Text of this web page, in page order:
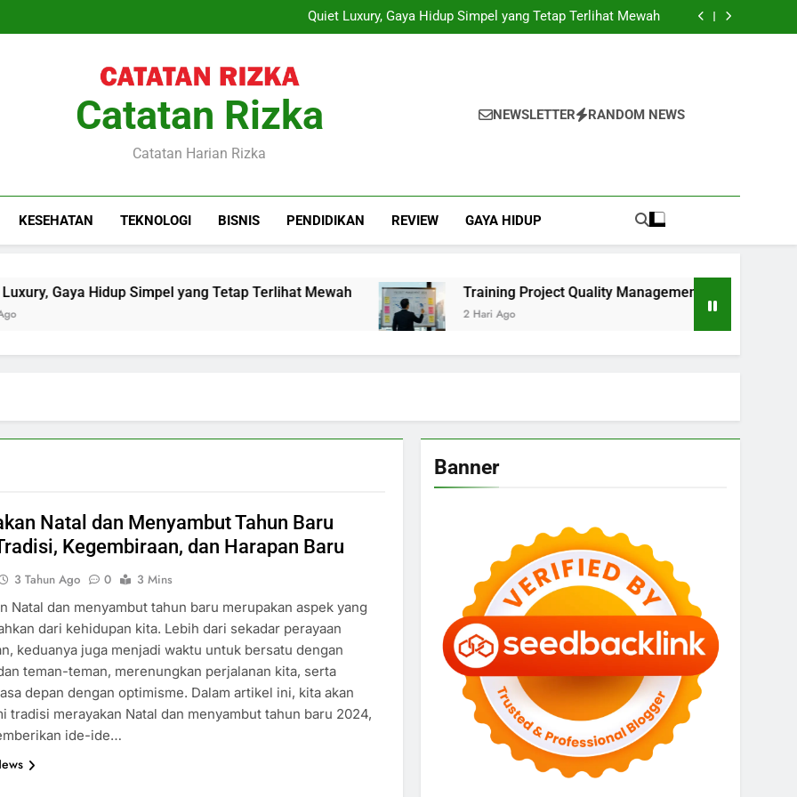
Bisnis
Quiet Luxury, Gaya Hidup Simpel yang Tetap Terlihat Mewah
Training Project Quality Management: Langkah Awal Mewujudkan Total
Layanan Sewa Proyektor sebagai Solusi Efisien untuk Mendukung Kegiatan
Training Project Quality Management: Langkah Awal Mewujudkan Total
Quality Management
Sewa Proyektor Lengkap dengan Instalasi, Praktis Tanpa Ribet
Catatan Rizka
Catatan Harian Rizka
NEWSLETTER RANDOM NEWS
KESEHATAN TEKNOLOGI BISNIS PENDIDIKAN REVIEW GAYA HIDUP
Gaya Hidup Simpel yang Tetap Terlihat Mewah Training Project Quality Management: Langkah Awal
2 Hari Ago
Natal dan Menyambut Tahun Baru
Kegembiraan, dan Harapan Baru
3 Tahun Ago 0
3 Mins
Natal dan menyambut tahun baru merupakan aspek yang
dari kehidupan kita. Lebih dari sekadar perayaan
keduanya juga menjadi waktu untuk bersatu dengan
teman-teman, merenungkan perjalanan kita, serta
depan dengan optimisme. Dalam artikel ini, kita akan
tradisi merayakan Natal dan menyambut tahun baru 2024,
ide-ide…
Banner